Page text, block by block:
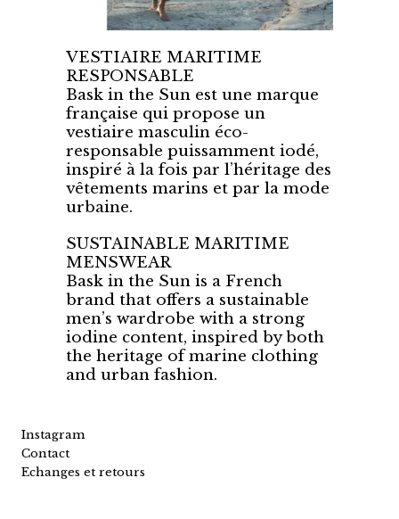
VESTIAIRE MARITIME
RESPONSABLE
Bask in the Sun est une marque
française qui propose un
vestiaire masculin éco-
responsable puissamment iodé,
inspiré à la fois par l’héritage des
vêtements marins et par la mode
urbaine.
SUSTAINABLE MARITIME
MENSWEAR
Bask in the Sun is a French
brand that offers a sustainable
men’s wardrobe with a strong
iodine content, inspired by both
the heritage of marine clothing
and urban fashion.
Instagram
Contact
Echanges et retours